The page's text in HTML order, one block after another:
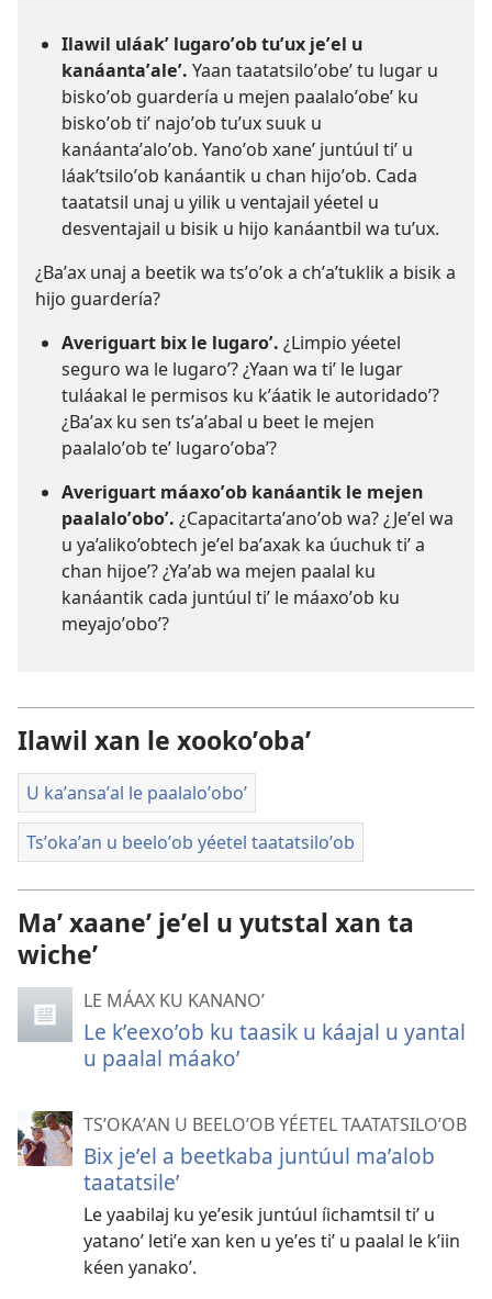
Ilawil uláakʼ lugaroʼob tuʼux jeʼel u
kanáantaʼaleʼ. Yaan taatatsiloʼobeʼ tu lugar u
biskoʼob guardería u mejen paalaloʼobeʼ ku
biskoʼob tiʼ najoʼob tuʼux suuk u
kanáantaʼaloʼob. Yanoʼob xaneʼ juntúul tiʼ u
láakʼtsiloʼob kanáantik u chan hijoʼob. Cada
taatatsil unaj u yilik u ventajail yéetel u
desventajail u bisik u hijo kanáantbil wa tuʼux.
¿Baʼax unaj a beetik wa tsʼoʼok a chʼaʼtuklik a bisik a
hijo guardería?
Averiguart bix le lugaroʼ. ¿Limpio yéetel
seguro wa le lugaroʼ? ¿Yaan wa tiʼ le lugar
tuláakal le permisos ku kʼáatik le autoridadoʼ?
¿Baʼax ku sen tsʼaʼabal u beet le mejen
paalaloʼob teʼ lugaroʼobaʼ?
Averiguart máaxoʼob kanáantik le mejen
paalaloʼoboʼ. ¿Capacitartaʼanoʼob wa? ¿Jeʼel wa
u ya’aliko’obtech jeʼel baʼaxak ka úuchuk tiʼ a
chan hijoeʼ? ¿Yaʼab wa mejen paalal ku
kanáantik cada juntúul tiʼ le máaxoʼob ku
meyajoʼoboʼ?
Ilawil xan le xookoʼobaʼ
U kaʼansaʼal le paalaloʼoboʼ
Tsʼokaʼan u beeloʼob yéetel taatatsiloʼob
Maʼ xaaneʼ jeʼel u yutstal xan ta
wicheʼ
LE MÁAX KU KANANOʼ
Le kʼeexoʼob ku taasik u káajal u yantal
u paalal máakoʼ
TSʼOKAʼAN U BEELOʼOB YÉETEL TAATATSILOʼOB
Bix jeʼel a beetkaba juntúul maʼalob
taatatsileʼ
Le yaabilaj ku yeʼesik juntúul íichamtsil tiʼ u
yatanoʼ letiʼe xan ken u yeʼes tiʼ u paalal le kʼiin
kéen yanakoʼ.